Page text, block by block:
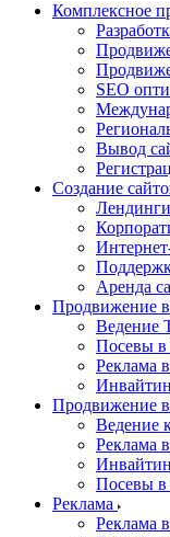
Комплексное
SEO
Вывод
Создание
Аренда
Продвижение
Ведение
Посевы в
Реклама
Продвижение
Ведение
Реклама
Посевы
Реклама
Реклама